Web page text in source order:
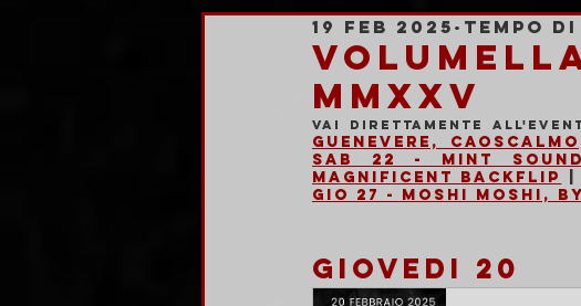
MMXXV
19 feb 2025 Tempo
Vai direttamente
Guenevere,
Sab 22 - Mint Sound
Magnificent Backflip
Gio 27 - Moshi Moshi,
GIOVEDI 20